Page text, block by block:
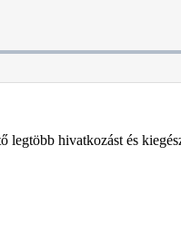
hivatkozást és